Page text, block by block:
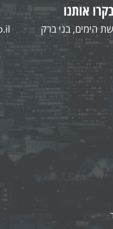
אותנו
הימים, בני ברק